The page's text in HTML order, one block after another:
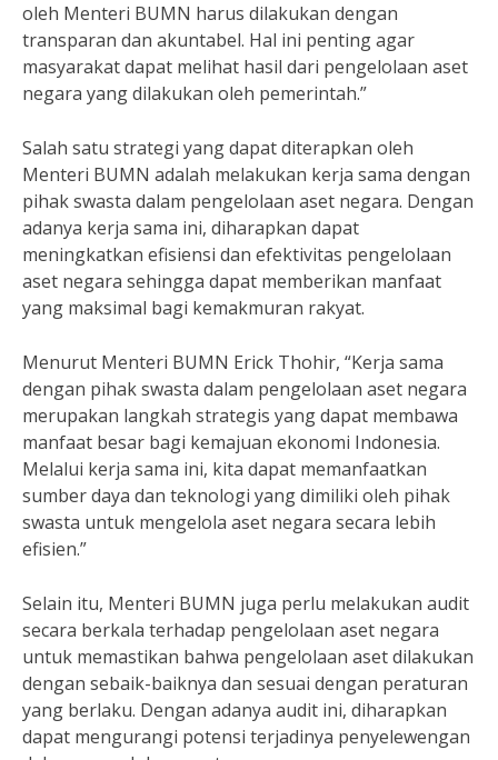
oleh Menteri BUMN harus dilakukan dengan
transparan dan akuntabel. Hal ini penting agar
masyarakat dapat melihat hasil dari pengelolaan aset
negara yang dilakukan oleh pemerintah.”
Salah satu strategi yang dapat diterapkan oleh
Menteri BUMN adalah melakukan kerja sama dengan
pihak swasta dalam pengelolaan aset negara. Dengan
adanya kerja sama ini, diharapkan dapat
meningkatkan efisiensi dan efektivitas pengelolaan
aset negara sehingga dapat memberikan manfaat
yang maksimal bagi kemakmuran rakyat.
Menurut Menteri BUMN Erick Thohir, “Kerja sama
dengan pihak swasta dalam pengelolaan aset negara
merupakan langkah strategis yang dapat membawa
manfaat besar bagi kemajuan ekonomi Indonesia.
Melalui kerja sama ini, kita dapat memanfaatkan
sumber daya dan teknologi yang dimiliki oleh pihak
swasta untuk mengelola aset negara secara lebih
efisien.”
Selain itu, Menteri BUMN juga perlu melakukan audit
secara berkala terhadap pengelolaan aset negara
untuk memastikan bahwa pengelolaan aset dilakukan
dengan sebaik-baiknya dan sesuai dengan peraturan
yang berlaku. Dengan adanya audit ini, diharapkan
dapat mengurangi potensi terjadinya penyelewengan